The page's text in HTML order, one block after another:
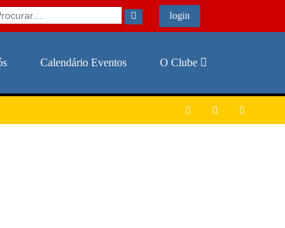
 login
Calendário Eventos O Clube 
  